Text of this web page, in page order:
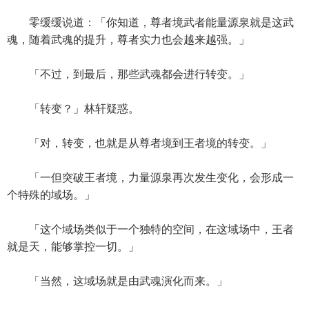
零缓缓说道：「你知道，尊者境武者能量源泉就是这武
魂，随着武魂的提升，尊者实力也会越来越强。」
「不过，到最后，那些武魂都会进行转变。」
「转变？」林轩疑惑。
「对，转变，也就是从尊者境到王者境的转变。」
「一但突破王者境，力量源泉再次发生变化，会形成一
个特殊的域场。」
「这个域场类似于一个独特的空间，在这域场中，王者
就是天，能够掌控一切。」
「当然，这域场就是由武魂演化而来。」